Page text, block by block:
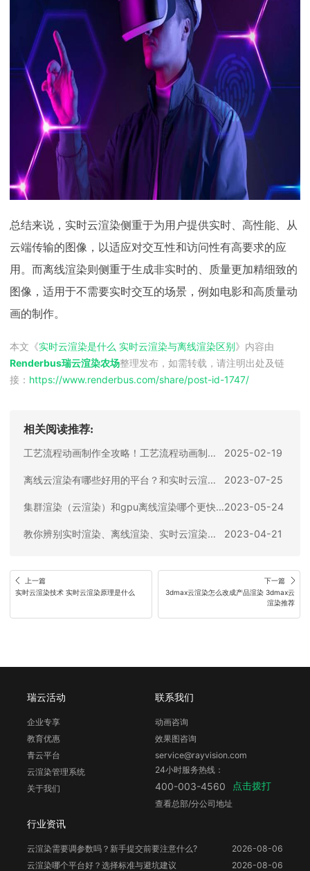
总结来说，实时云渲染侧重于为用户提供实时、高性能、从
云端传输的图像，以适应对交互性和访问性有高要求的应
用。而离线渲染则侧重于生成非实时的、质量更加精细致的
图像，适用于不需要实时交互的场景，例如电影和高质量动
画的制作。
本文《实时云渲染是什么 实时云渲染与离线渲染区别》内容由
Renderbus瑞云渲染农场整理发布，如需转载，请注明出处及链
接： https://www.renderbus.com/share/post-id-1747/
相关阅读推荐:
工艺流程动画制作全攻略！工艺流程动画制作软件推荐
2025-02-19
离线云渲染有哪些好用的平台？和实时云渲染有什么区别 2023-07-25
集群渲染（云渲染）和gpu离线渲染哪个更快？2023-05-24
教你辨别实时渲染、离线渲染、实时云渲染、混合渲染的区别和使用 2023-04-21
上一篇
实时云渲染技术 实时云渲染原理是什么
下一篇
3dmax云渲染怎么改成产品渲染 3dmax云
渲染推荐
瑞云活动
企业专享
教育优惠
青云平台
云渲染管理系统
关于我们
行业资讯
云渲染需要调参数吗？新手提交前要注意什么?
2026-08-06
云渲染哪个平台好？选择标准与避坑建议
2026-08-06
联系我们
动画咨询
效果图咨询
service@rayvision.com
24小时服务热线：
400-003-4560 点击拨打
查看总部/分公司地址